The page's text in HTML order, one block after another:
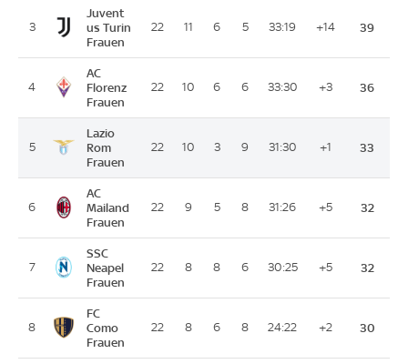
3
Juvent
us Turin
Frauen
22 11 6 5 33:19 +14 39
4
AC
Florenz
Frauen
22 10 6 6 33:30 +3 36
5
Lazio
Rom
Frauen
22 10 3 9 31:30 +1 33
6
AC
Mailand
Frauen
22 9 5 8 31:26 +5 32
7
SSC
Neapel
Frauen
22 8 8 6 30:25 +5 32
8
FC
Como
Frauen
22 8 6 8 24:22 +2 30